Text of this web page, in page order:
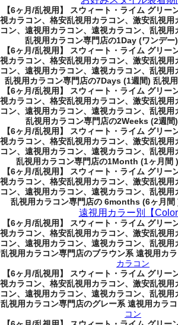
【6ヶ月/乱視用】 スウィート・ライム グリー
視カラコン、格安乱視用カラコン、激安乱視用
コン、遠視用カラコン、遠視カラコン、乱視
乱視用カラコン専門店の1Day (ワンデー)
【6ヶ月/乱視用】 スウィート・ライム グリー
視カラコン、格安乱視用カラコン、激安乱視用
コン、遠視用カラコン、遠視カラコン、乱視
乱視用カラコン専門店の7Days (1週間) 乱視用
【6ヶ月/乱視用】 スウィート・ライム グリー
視カラコン、格安乱視用カラコン、激安乱視用
コン、遠視用カラコン、遠視カラコン、乱視
乱視用カラコン専門店の2Weeks (2週間)
【6ヶ月/乱視用】 スウィート・ライム グリー
視カラコン、格安乱視用カラコン、激安乱視用
コン、遠視用カラコン、遠視カラコン、乱視
乱視用カラコン専門店の1Month (1ヶ月間 )
【6ヶ月/乱視用】 スウィート・ライム グリー
視カラコン、格安乱視用カラコン、激安乱視用
コン、遠視用カラコン、遠視カラコン、乱視
乱視用カラコン専門店の 6months (6ヶ月間
遠視用カラー別【Color
【6ヶ月/乱視用】 スウィート・ライム グリー
視カラコン、格安乱視用カラコン、激安乱視用
コン、遠視用カラコン、遠視カラコン、乱視
乱視用カラコン専門店のブラウン系 遠視用カ
カラコン
【6ヶ月/乱視用】 スウィート・ライム グリー
視カラコン、格安乱視用カラコン、激安乱視用
コン、遠視用カラコン、遠視カラコン、乱視
乱視用カラコン専門店のグレー系 遠視用カラ
コン